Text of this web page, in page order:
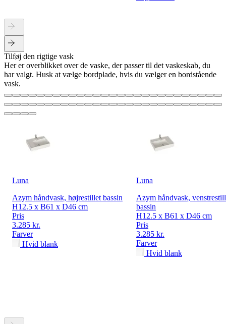
Tilføj den rigtige vask
Her er overblikket over de vaske, der passer til det vaskeskab, du
har valgt. Husk at vælge bordplade, hvis du vælger en bordstående
vask.
Luna
Azym håndvask, højrestillet bassin
H12.5 x B61 x D46 cm
Pris
3.285 kr.
Farver
Hvid blank
Luna
Azym håndvask,
bassin
H12.5 x B61 x D46 cm
Pris
3.285 kr.
Farver
Hvid blank